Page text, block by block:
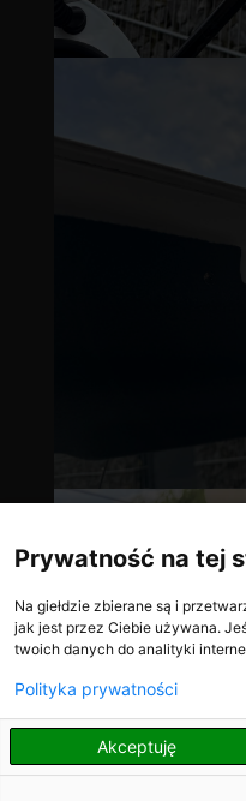
Prywatność na tej
Na giełdzie zbierane są i
jak jest przez Ciebie używana.
twoich danych do analityki
Polityka prywatności
Akceptuję